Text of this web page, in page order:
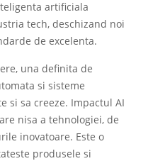
artificiala
tech, deschizand noi
de excelenta.
una definita de
si sisteme
si sa creeze. Impactul AI
nisa a tehnologiei, de
inovatoare. Este o
produsele si